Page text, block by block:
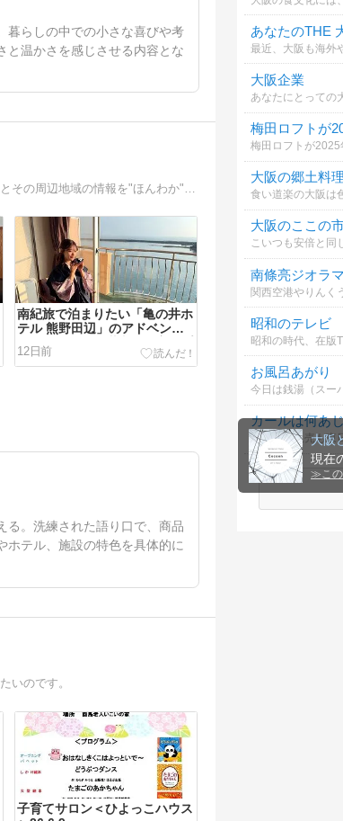
現在
≫ こ
暮らしの中での小さな喜びや考
と温かさを感じさせる内容とな
南紀旅で泊まりたい「亀の井ホ
テル 熊野田辺」のアドベンチ
ャーワールドを満喫する宿泊プ
ランが登場♪
12日前
る。洗練された語り口で、商品
ホテル、施設の特色を具体的に
いのです。
子育てサロン＜ひよっこハウス
あなたのTHE
大阪企業
大阪の郷土料理
南條亮ジオラ
昭和のテレビ
お風呂あがり
カールは何あ